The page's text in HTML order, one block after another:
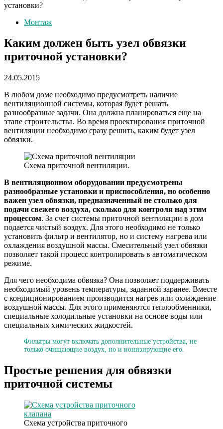
установки?
Монтаж
Каким должен быть узел обвязки
приточной установки?
24.05.2015
В любом доме необходимо предусмотреть наличие
вентиляционной системы, которая будет решать
разнообразные задачи. Она должна планироваться еще на
этапе строительства. Во время проектирования приточной
вентиляции необходимо сразу решить, каким будет узел
обвязки.
Схема приточной вентиляции.
В вентиляционном оборудовании предусмотрены
разнообразные установки и приспособления, но особенно
важен узел обвязки, предназначенный не столько для
подачи свежего воздуха, сколько для контроля над этим
процессом. За счет системы приточной вентиляции в дом
подается чистый воздух. Для этого необходимо не только
установить фильтр и вентилятор, но и систему нагрева или
охлаждения воздушной массы. Смесительный узел обвязки
позволяет такой процесс контролировать в автоматическом
режиме.
Для чего необходима обвязка? Она позволяет поддерживать
необходимый уровень температуры, заданной заранее. Вместе
с кондиционированием производится нагрев или охлаждение
воздушной массы. Для этого применяются теплообменники,
специальные холодильные установки на основе воды или
специальных химических жидкостей.
Фильтры могут включать дополнительные устройства, не
только очищающие воздух, но и ионизирующие его.
Простые решения для обвязки
приточной системы
Схема устройства приточного